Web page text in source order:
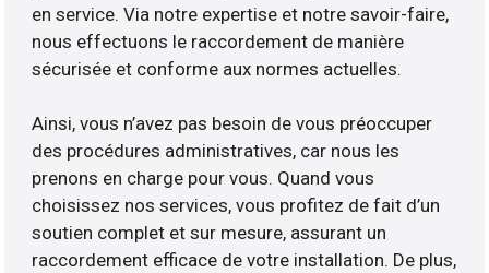
en service. Via notre expertise et notre savoir-faire,
nous effectuons le raccordement de manière
sécurisée et conforme aux normes actuelles.
Ainsi, vous n’avez pas besoin de vous préoccuper
des procédures administratives, car nous les
prenons en charge pour vous. Quand vous
choisissez nos services, vous profitez de fait d’un
soutien complet et sur mesure, assurant un
raccordement efficace de votre installation. De plus,